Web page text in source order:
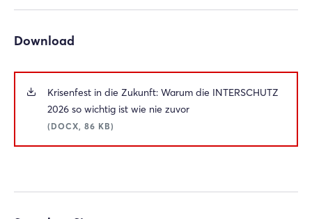
Download
Krisenfest in die Zukunft: Warum die INTERSCHUTZ
2026 so wichtig ist wie nie zuvor
(DOCX, 86 KB)